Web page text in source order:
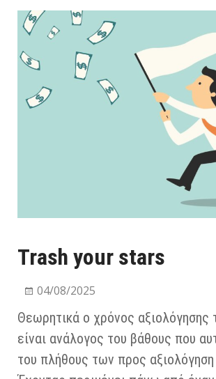
εί
τε
Trash your stars
04/08/2025
Θεωρητικά ο χρόνος αξιολόγησης
είναι ανάλογος του βάθους που
του πλήθους των προς